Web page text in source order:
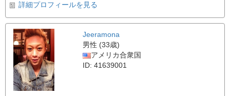
詳細プロフィールを見る
Jeeramona
男性 (33歳)
アメリカ合衆国
ID: 41639001